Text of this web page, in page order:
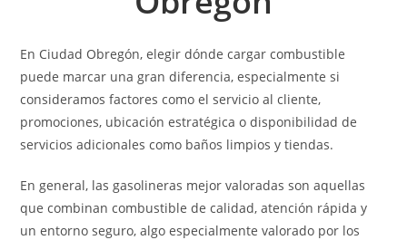
En Ciudad Obregón, elegir dónde cargar combustible
puede marcar una gran diferencia, especialmente si
consideramos factores como el servicio al cliente,
promociones, ubicación estratégica o disponibilidad de
servicios adicionales como baños limpios y tiendas.
En general, las gasolineras mejor valoradas son aquellas
que combinan combustible de calidad, atención rápida y
un entorno seguro, algo especialmente valorado por los